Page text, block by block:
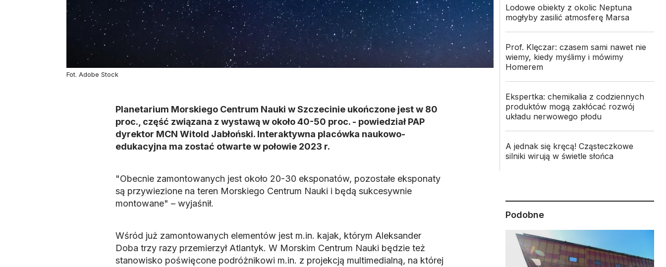
Fot. Adobe Stock
Planetarium Morskiego Centrum Nauki w Szczecinie ukończone jest w 80
proc., część związana z wystawą w około 40-50 proc. - powiedział PAP
dyrektor MCN Witold Jabłoński. Interaktywna placówka naukowo-
edukacyjna ma zostać otwarte w połowie 2023 r.
"Obecnie zamontowanych jest około 20-30 eksponatów, pozostałe eksponaty
są przywiezione na teren Morskiego Centrum Nauki i będą sukcesywnie
montowane" – wyjaśnił.
Wśród już zamontowanych elementów jest m.in. kajak, którym Aleksander
Doba trzy razy przemierzył Atlantyk. W Morskim Centrum Nauki będzie też
stanowisko poświęcone podróżnikowi m.in. z projekcją multimedialną, na której
Lodowe obiekty z okolic Neptuna
mogłyby zasilić atmosferę Marsa
Prof. Klęczar: czasem sami nawet nie
wiemy, kiedy myślimy i mówimy
Homerem
Ekspertka: chemikalia z codziennych
produktów mogą zakłócać rozwój
układu nerwowego płodu
A jednak się kręcą! Cząsteczkowe
silniki wirują w świetle słońca
Podobne